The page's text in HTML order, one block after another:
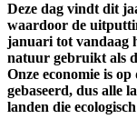
Deze dag vindt dit
waardoor de
januari tot vandaag
natuur gebruikt als
Onze economie is
gebaseerd, dus alle
landen die